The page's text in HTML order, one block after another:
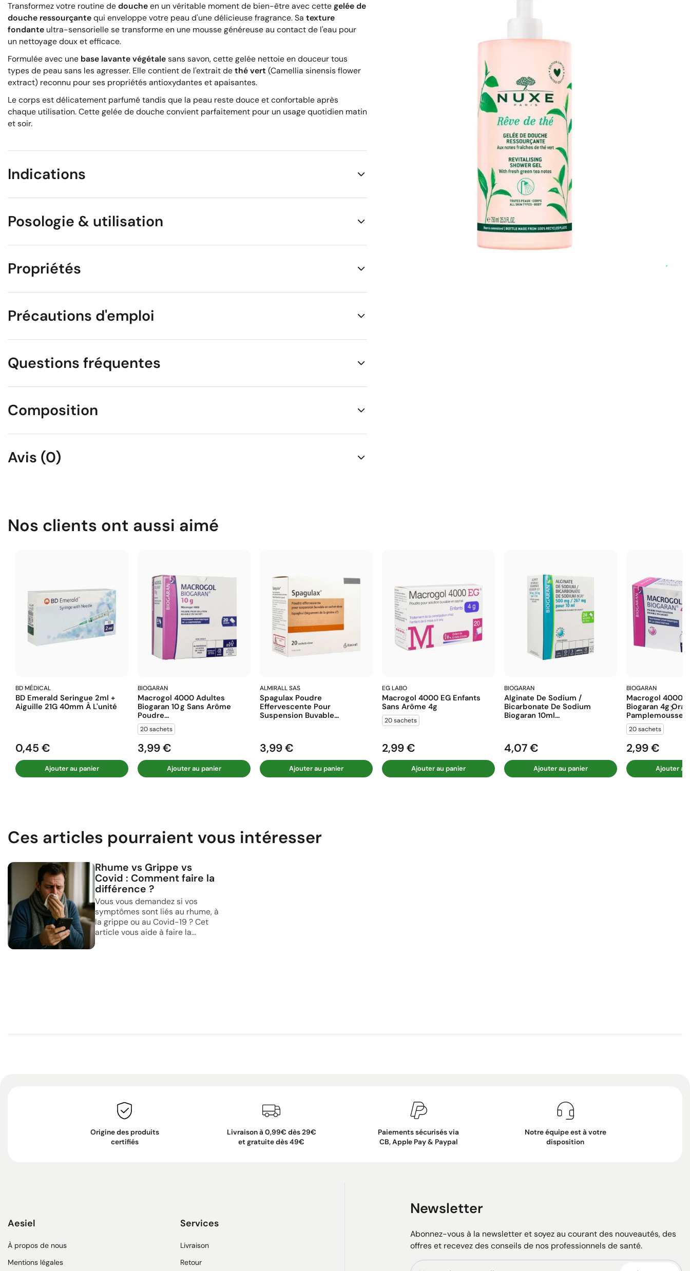
Transformez votre routine dedoucheen un véritable moment de bien-être avec cettegelée de
douche ressourçantequi enveloppe votre peau d'une délicieuse fragrance. Sa texture
fondante ultra-sensorielle se transforme en une mousse généreuse au contact de l'eau pour
un nettoyage doux et efficace.
Formulée avec une base lavante végétalesans savon, cette gelée nettoie en douceur tous
types de peau sans les agresser. Elle contient de l'extrait dethé vert (Camellia sinensis flower
extract) reconnu pour ses propriétés antioxydantes et apaisantes.
Le corps est délicatement parfumé tandis que la peau reste douce et confortable après
chaque utilisation. Cette gelée de douche convient parfaitement pour un usage quotidien matin
et soir.
Indications
Posologie & utilisation
Propriétés
Précautions d'emploi
Questions fréquentes
Composition
Avis (0)
Nos clients ont aussi aimé
BD MÉDICAL
BD Emerald Seringue 2ml +
Aiguille 21G 40mm À L'unité
Prix
0,45 €
Ajouter au panier
BIOGARAN
Macrogol 4000 Adultes
Biogaran 10 G Sans Arôme
Poudre...
20 sachets
Prix
3,99 €
Ajouter au panier
ALMIRALL SAS
Spagulax Poudre
Effervescente Pour
Suspension Buvable...
Prix
3,99 €
Ajouter au panier
EG LABO
Macrogol 4000 EG Enfants
Sans Arôme 4g
20 sachets
Prix
2,99 €
Ajouter au panier
BIOGARAN
Alginate De Sodium /
Bicarbonate De Sodium
Biogaran 10ml...
Prix
4,07 €
Ajouter au panier
BIOGARAN
Macrogol 4000
Biogaran 4g
Pamplemousse...
20 sachets
Prix
2,99 €
Ajouter au
Ces articles pourraient vous intéresser
Rhume vs Grippe vs
Covid : Comment faire la
différence ?
Vous vous demandez si vos
symptômes sont liés au rhume, à
la grippe ou au Covid-19 ? Cet
article vous aide à faire la...
Origine des produits
certifiés
Livraison à 0,99€ dès 29€
et gratuite dès 49€
Paiements sécurisés via
CB, Apple Pay & Paypal
Notre équipe est à votre
disposition
Aesiel
À propos de nous
Mentions légales
Services
Livraison
Retour
Newsletter
Abonnez-vous à la newsletter et soyez au courant des nouveautés, des
offres et recevez des conseils de nos professionnels de santé.